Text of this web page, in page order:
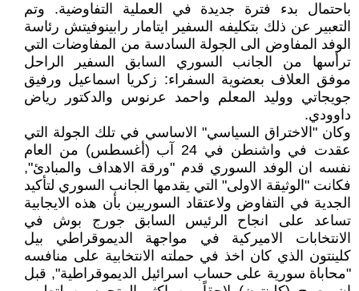
باحتمال بدء فترة جديدة في العملية التفاوضية. وتم
التعبير عن ذلك بتكليفه السفير ايتامار رابينوفيتش رئاسة
الوفد المفاوض الى الجولة السادسة من المفاوضات التي
ترأسها من الجانب السوري السابق السفير الراحل
موفق العلاف بعضوية السفراء: زكريا اسماعيل ورفيق
جويجاتي ووليد المعلم واحمد عرنوس والدكتور رياض
داوودي.
وكان "الاختراق السياسي" الاساسي في تلك الجولة التي
عقدت في واشنطن في 24 آب (أغسطس) من العام
نفسه ان الوفد السوري قدم "ورقة الاهداف والمبادئ",
فكانت "الوثيقة الاولى" التي يقدمها الجانب السوري لتأكيد
الجدية في التفاوض ولاعتقاد السوريين بأن هذه الايجابية
تساعد على انجاح الرئيس السابق جورج بوش في
الانتخابات الاميركية في مواجهة الديموقراطي بيل
كلينتون الذي كان اخذ في حملته الانتخابية على منافسه
"محاباة سورية على حساب اسرائيل الديموقراطية", قبل